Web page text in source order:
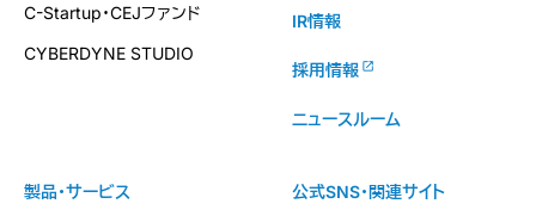
製品・サービス
C-Startup・CEJファンド
CYBERDYNE STUDIO
IR情報
採用情報
ニュースルーム
公式SNS・関連サイト